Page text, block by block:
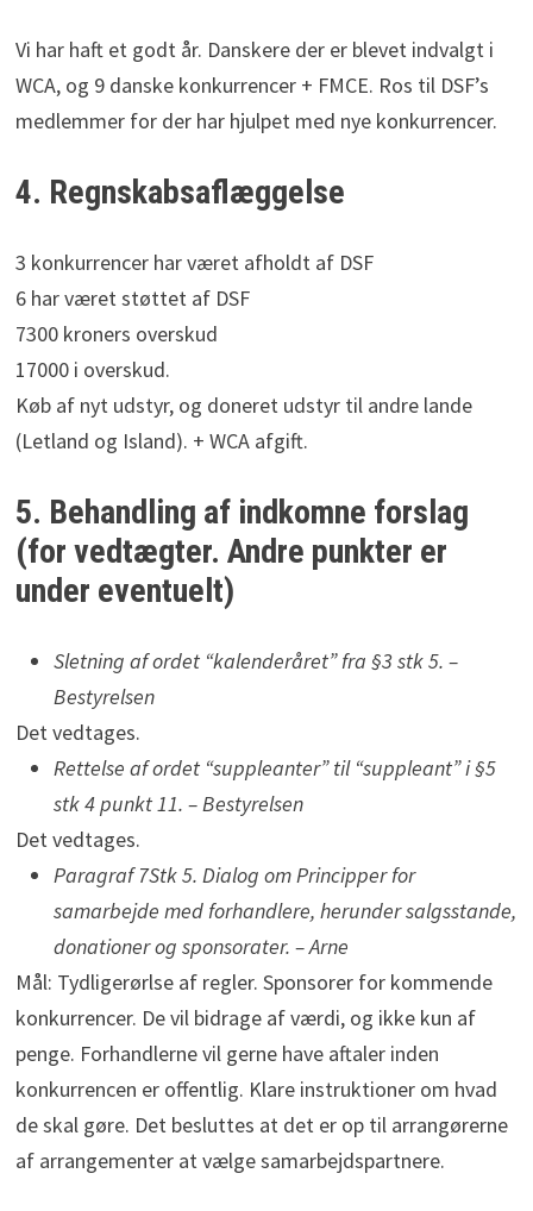
Vi har haft et godt år. Danskere der er blevet indvalgt i
WCA, og 9 danske konkurrencer + FMCE. Ros til DSF’s
medlemmer for der har hjulpet med nye konkurrencer.
4. Regnskabsaflæggelse
3 konkurrencer har været afholdt af DSF
6 har været støttet af DSF
7300 kroners overskud
17000 i overskud.
Køb af nyt udstyr, og doneret udstyr til andre lande
(Letland og Island). + WCA afgift.
5. Behandling af indkomne forslag
(for vedtægter. Andre punkter er
under eventuelt)
Sletning af ordet “kalenderåret” fra §3 stk 5. –
Bestyrelsen
Det vedtages.
Rettelse af ordet “suppleanter” til “suppleant” i §5
stk 4 punkt 11. – Bestyrelsen
Det vedtages.
Paragraf 7Stk 5. Dialog om Principper for
samarbejde med forhandlere, herunder salgsstande,
donationer og sponsorater. – Arne
Mål: Tydligerørlse af regler. Sponsorer for kommende
konkurrencer. De vil bidrage af værdi, og ikke kun af
penge. Forhandlerne vil gerne have aftaler inden
konkurrencen er offentlig. Klare instruktioner om hvad
de skal gøre. Det besluttes at det er op til arrangørerne
af arrangementer at vælge samarbejdspartnere.